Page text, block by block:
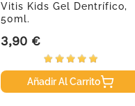
Vitis Kids Gel Dentrífico,
50ml.
Precio
3,90 €
Añadir Al Carrito